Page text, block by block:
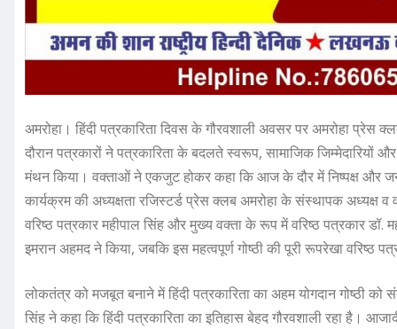
अमरोहा। हिंदी पत्रकारिता दिवस के गौरवशाली अवसर पर अमरोहा प्रेस
दौरान पत्रकारों ने पत्रकारिता के बदलते स्वरूप, सामाजिक जिम्मेदारियों
मंथन किया। वक्ताओं ने एकजुट होकर कहा कि आज के दौर में निष्पक्ष और
कार्यक्रम की अध्यक्षता रजिस्टर्ड प्रेस क्लब अमरोहा के संस्थापक अध्यक्ष
वरिष्ठ पत्रकार महीपाल सिंह और मुख्य वक्ता के रूप में वरिष्ठ पत्रकार
इमरान अहमद ने किया, जबकि इस महत्वपूर्ण गोष्ठी की पूरी रूपरेखा वरिष्ठ
​लोकतंत्र को मजबूत बनाने में हिंदी पत्रकारिता का अहम योगदान गोष्ठी
सिंह ने कहा कि हिंदी पत्रकारिता का इतिहास बेहद गौरवशाली रहा